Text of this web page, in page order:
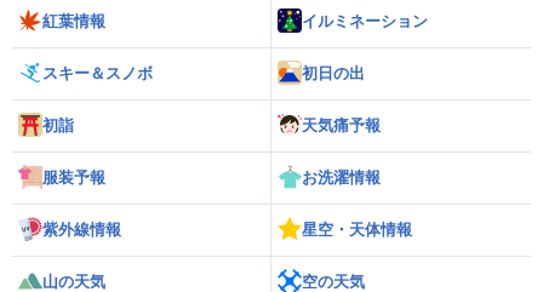
紅葉情報 イルミネーション
スキー＆スノボ 初日の出
初詣 天気痛予報
服装予報 お洗濯情報
紫外線情報 星空・天体情報
山の天気 空の天気